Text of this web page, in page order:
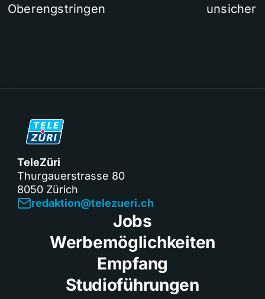
Oberengstringen
unsicher
TeleZüri
Thurgauerstrasse 80
8050 Zürich
redaktion@telezueri.ch
Jobs
Werbemöglichkeiten
Empfang
Studioführungen